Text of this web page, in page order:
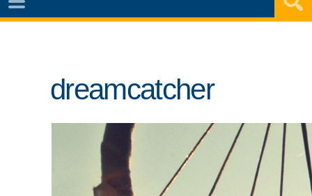
NOTÍCIAS
EF
MAPA
AGENDA
PUBLICACIONES
dreamcatcher